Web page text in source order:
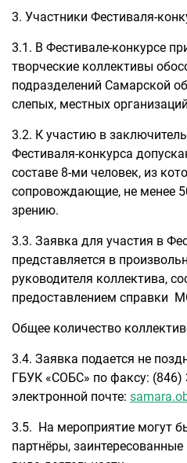
3. Участники Фестиваля-
3.1. В Фестивале-конкурсе
творческие коллективы
подразделений Самарской
слепых, местных
3.2. К участию в
Фестиваля-конкурса
составе 8-ми человек, из
сопровождающие, не менее
зрению.
3.3. Заявка для участия в
представляется в
руководителя коллектива,
предоставлением справки
Общее количество
3.4. Заявка подается не
ГБУК «СОБС» по факсу: (846)
электронной почте:
3.5. На мероприятие могут
партнёры,